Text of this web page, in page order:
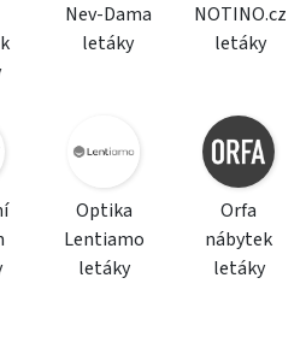
Nev-Dama
letáky
NOTINO.cz
letáky
Optika
Lentiamo
letáky
Orfa
nábytek
letáky